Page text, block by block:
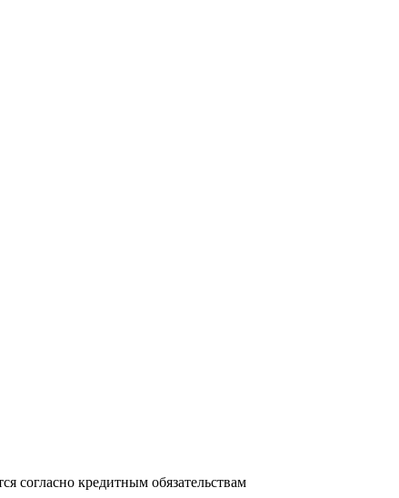
согласно кредитным обязательствам